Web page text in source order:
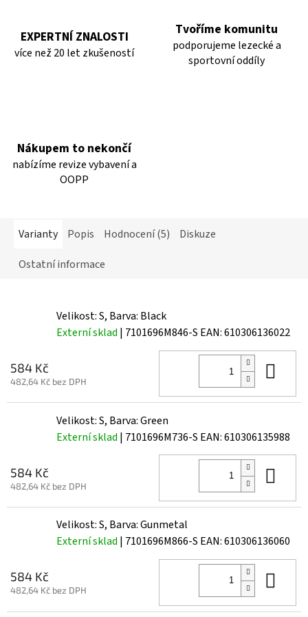
EXPERTNÍ ZNALOSTI
více než 20 let zkušeností
Tvoříme komunitu
podporujeme lezecké a
sportovní oddíly
Nákupem to nekončí
nabízíme revize vybavení a
OOPP
Varianty Popis Hodnocení (5)
Diskuze
Ostatní informace
Velikost: S, Barva: Black
Externí sklad | 7101696M846-S EAN:610306136022
584 Kč
482,64 Kč bez DPH
Velikost: S, Barva: Green
Externí sklad | 7101696M736-S EAN:610306135988
584 Kč
482,64 Kč bez DPH
Velikost: S, Barva: Gunmetal
Externí sklad | 7101696M866-S EAN:610306136060
584 Kč
482,64 Kč bez DPH